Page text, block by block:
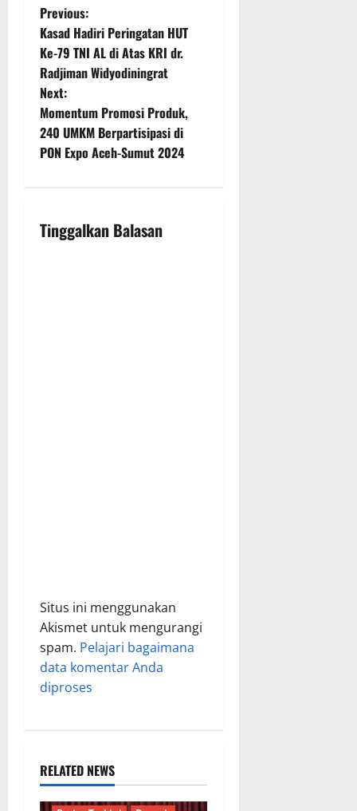
P
o
s
t
n
v
Previous:
Kasad Hadiri Peringatan HUT
Ke-79 TNI AL di Atas KRI dr.
Radjiman Widyodiningrat
Next:
Momentum Promosi Produk,
240 UMKM Berpartisipasi di
PON Expo Aceh-Sumut 2024
Tinggalkan Balasan
Situs ini menggunakan
Akismet untuk mengurangi
spam. Pelajari bagaimana
data komentar Anda
diproses
RELATED NEWS